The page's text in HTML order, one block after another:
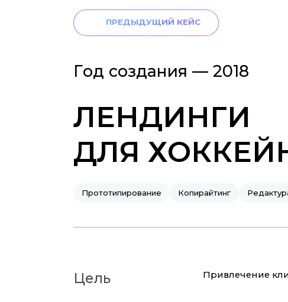
ПРЕДЫДУЩИЙ КЕЙС
Год создания —2018
ЛЕНДИНГИ
ДЛЯ
Прототипирование Копирайтинг
Цель Привлечение